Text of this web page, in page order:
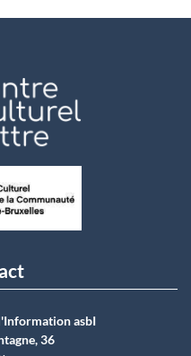
asbI
36